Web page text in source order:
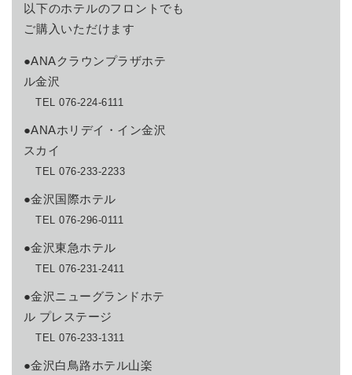
以下のホテルのフロントでも
ご購入いただけます
●ANAクラウンプラザホテ
ル金沢
TEL 076-224-6111
●ANAホリデイ・イン金沢
スカイ
TEL 076-233-2233
●金沢国際ホテル
TEL 076-296-0111
●金沢東急ホテル
TEL 076-231-2411
●金沢ニューグランドホテ
ル プレステージ
TEL 076-233-1311
●金沢白鳥路ホテル山楽